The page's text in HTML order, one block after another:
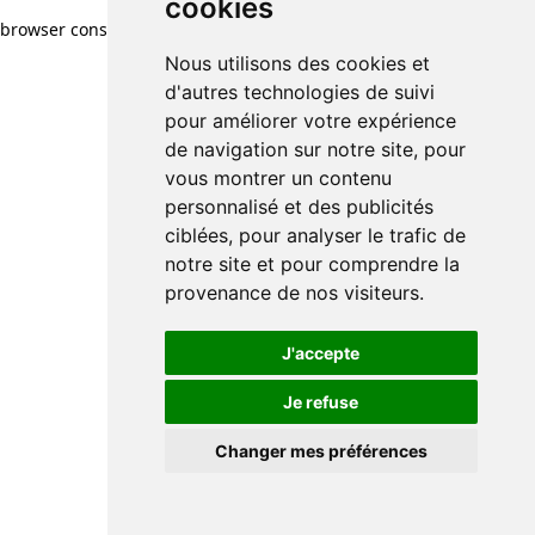
cookies
Nous utilisons des cookies et
d'autres technologies de suivi
pour améliorer votre expérience
de navigation sur notre site, pour
vous montrer un contenu
personnalisé et des publicités
ciblées, pour analyser le trafic de
notre site et pour comprendre la
provenance de nos visiteurs.
J'accepte
Je refuse
Changer mes préférences
browser console for more information)